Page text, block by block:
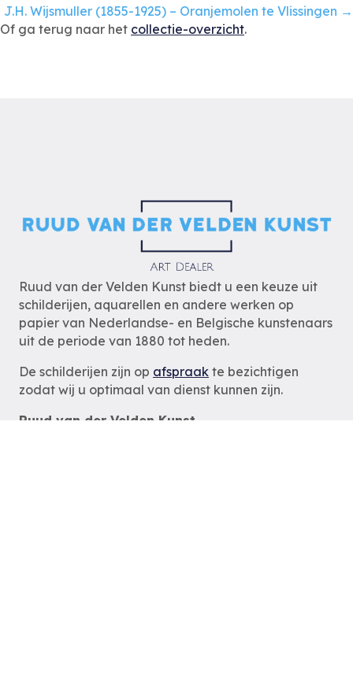
navigation
J.H. Wijsmuller (1855-1925) – Oranjemolen te Vlissingen →
Of ga terug naar het collectie-overzicht.
Ruud van der Velden Kunst biedt u een keuze uit
schilderijen, aquarellen en andere werken op
papier van Nederlandse- en Belgische kunstenaars
uit de periode van 1880 tot heden.
De schilderijen zijn op afspraak te bezichtigen
zodat wij u optimaal van dienst kunnen zijn.
Ruud van der Velden Kunst